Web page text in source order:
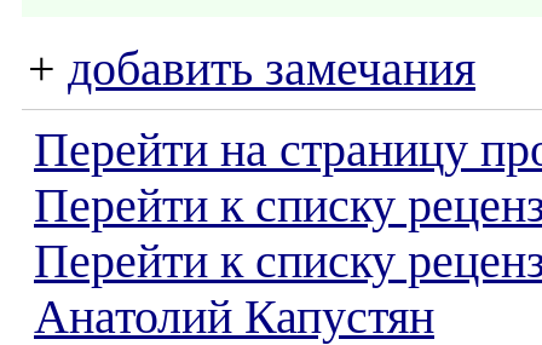
+ добавить замечания
Перейти на страницу
Перейти к списку
Перейти к списку
Анатолий Капустян